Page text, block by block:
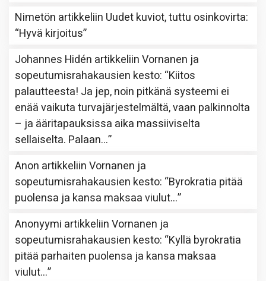
Nimetön artikkeliin Uudet kuviot, tuttu osinkovirta:
“Hyvä kirjoitus”
Johannes Hidén artikkeliinVornanen ja
sopeutumisrahakausien kesto: “Kiitos
palautteesta! Ja jep, noin pitkänä systeemi ei
enää vaikuta turvajärjestelmältä, vaan palkinnolta
– ja ääritapauksissa aika massiiviselta
sellaiselta. Palaan…”
Anon artikkeliinVornanen ja
sopeutumisrahakausien kesto: “Byrokratia pitää
puolensa ja kansa maksaa viulut…”
Anonyymi artikkeliinVornanen ja
sopeutumisrahakausien kesto: “Kyllä byrokratia
pitää parhaiten puolensa ja kansa maksaa
viulut…”